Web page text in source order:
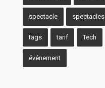
spectacle spectacles
tags tarif Tech
événement